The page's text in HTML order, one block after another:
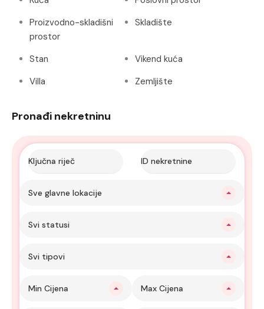
Proizvodno-skladišni
prostor
Skladište
Stan
Vikend kuća
Villa
Zemljište
Pronađi nekretninu
Sve glavne lokacije
Svi statusi
Svi tipovi
Min Cijena Max Cijena